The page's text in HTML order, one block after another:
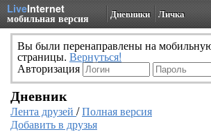
LiveInternet
мобильная версия Дневники Личка
Вы были перенаправлены на
страницы. Вернуться!
Авторизация
Дневник
Лента друзей /Полная версия
Добавить в друзья